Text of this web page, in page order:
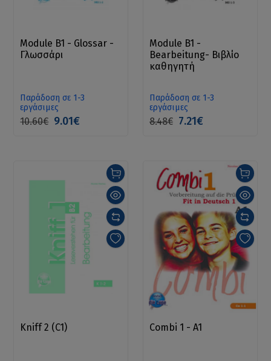
Module B1 - Glossar -
Γλωσσάρι
Παράδοση σε 1-3
εργάσιμες
10.60€ 9.01€
Module B1 -
Bearbeitung- Βιβλίο
καθηγητή
Παράδοση σε 1-3
εργάσιμες
8.48€ 7.21€
Kniff 2 (C1) Combi 1 - A1